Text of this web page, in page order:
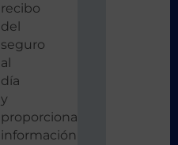
recibo
del
seguro
al
día
y
proporcionar
información